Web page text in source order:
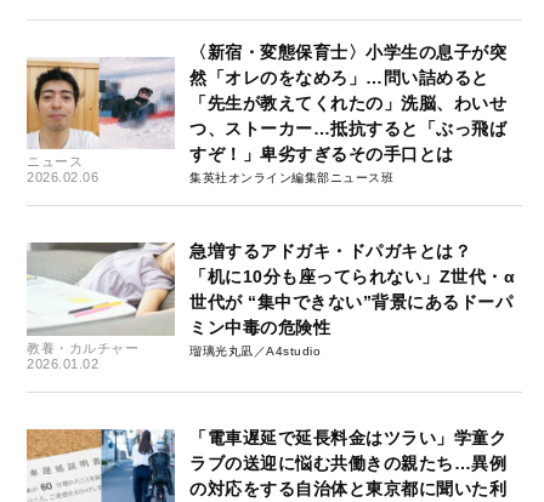
ニュース
2026.02.06
〈新宿・変態保育士〉小学生の息子が突
然「オレのをなめろ」…問い詰めると
「先生が教えてくれたの」洗脳、わいせ
つ、ストーカー…抵抗すると「ぶっ飛ば
すぞ！」卑劣すぎるその手口とは
集英社オンライン編集部ニュース班
教養・カルチャー
2026.01.02
急増するアドガキ・ドパガキとは？
「机に10分も座ってられない」Z世代・α
世代が “集中できない”背景にあるドーパ
ミン中毒の危険性
瑠璃光丸凪／A4studio
「電車遅延で延長料金はツラい」学童ク
ラブの送迎に悩む共働きの親たち…異例
の対応をする自治体と東京都に聞いた利